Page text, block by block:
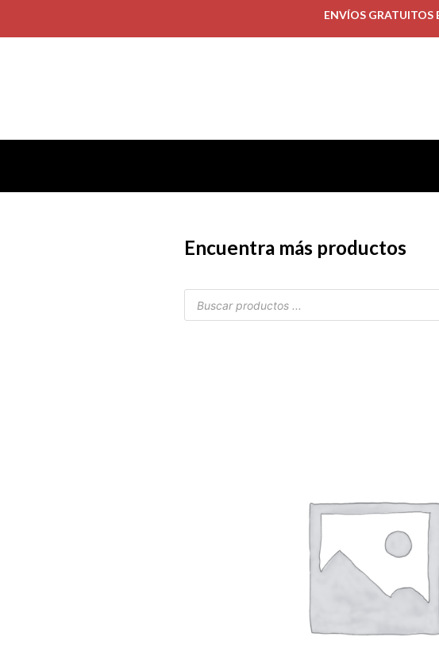
ENVÍOS GRATUITOS
Encuentra más productos